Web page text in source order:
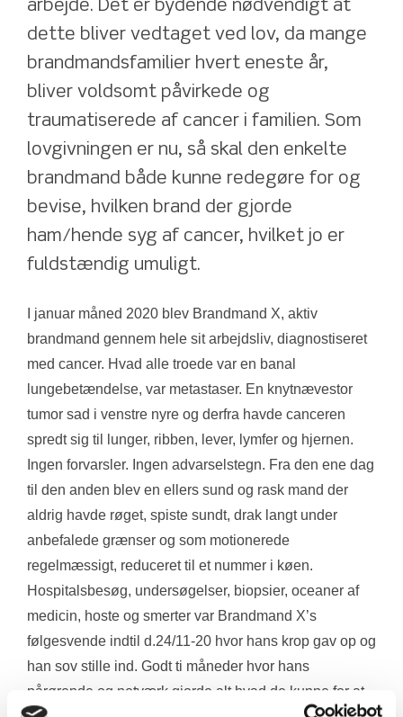
arbejde. Det er bydende nødvendigt at
dette bliver vedtaget ved lov, da mange
brandmandsfamilier hvert eneste år,
bliver voldsomt påvirkede og
traumatiserede af cancer i familien. Som
lovgivningen er nu, så skal den enkelte
brandmand både kunne redegøre for og
bevise, hvilken brand der gjorde
ham/hende syg af cancer, hvilket jo er
fuldstændig umuligt.
I januar måned 2020 blev Brandmand X, aktiv
brandmand gennem hele sit arbejdsliv, diagnostiseret
med cancer. Hvad alle troede var en banal
lungebetændelse, var metastaser. En knytnævestor
tumor sad i venstre nyre og derfra havde canceren
spredt sig til lunger, ribben, lever, lymfer og hjernen.
Ingen forvarsler. Ingen advarselstegn. Fra den ene dag
til den anden blev en ellers sund og rask mand der
aldrig havde røget, spiste sundt, drak langt under
anbefalede grænser og som motionerede
regelmæssigt, reduceret til et nummer i køen.
Hospitalsbesøg, undersøgelser, biopsier, oceaner af
medicin, hoste og smerter var Brandmand X’s
følgesvende indtil d.24/11-20 hvor hans krop gav op og
han sov stille ind. Godt ti måneder hvor hans
pårørende og netværk gjorde alt hvad de kunne for at